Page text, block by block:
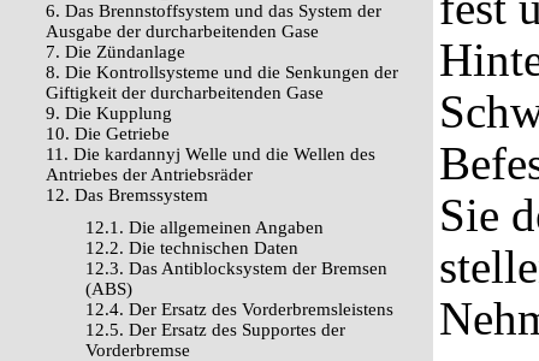
6. Das Brennstoffsystem und das System der
Ausgabe der durcharbeitenden Gase
7. Die Zündanlage
8. Die Kontrollsysteme und die Senkungen der
Giftigkeit der durcharbeitenden Gase
9. Die Kupplung
10. Die Getriebe
11. Die kardannyj Welle und die Wellen des
Antriebes der Antriebsräder
12. Das Bremssystem
12.1. Die allgemeinen Angaben
12.2. Die technischen Daten
12.3. Das Antiblocksystem der Bremsen
(ABS)
12.4. Der Ersatz des Vorderbremsleistens
12.5. Der Ersatz des Supportes der
Vorderbremse
Sie